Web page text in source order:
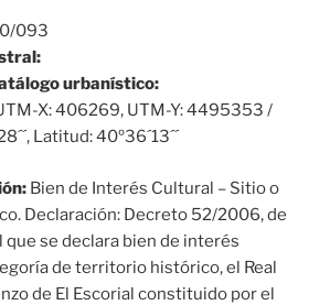
093
urbanístico:
X: 406269, UTM-Y: 4495353 /
Latitud: 40º36´13´´
Bien de Interés Cultural – Sitio o
Declaración: Decreto 52/2006, de
que se declara bien de interés
de territorio histórico, el Real
de El Escorial constituido por el